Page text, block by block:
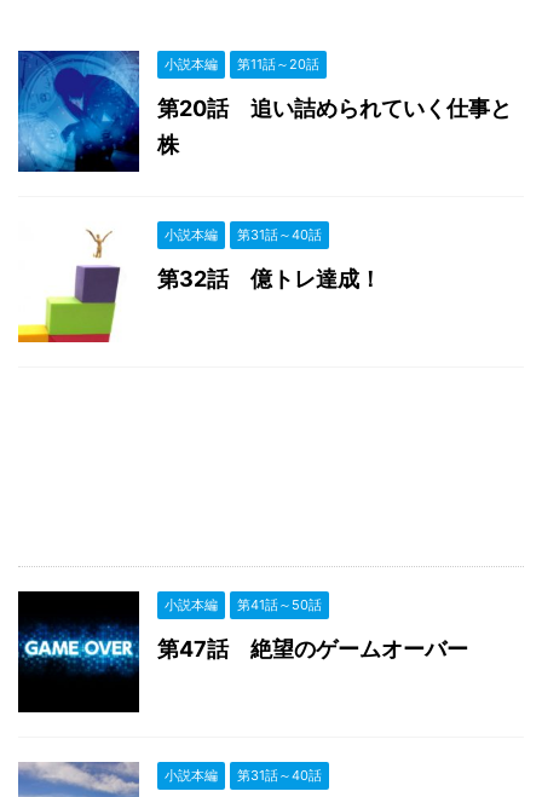
小説本編 第11話～20話
第20話 追い詰められていく仕事と
株
小説本編 第31話～40話
第32話 億トレ達成！
小説本編 第41話～50話
第47話 絶望のゲームオーバー
小説本編 第31話～40話